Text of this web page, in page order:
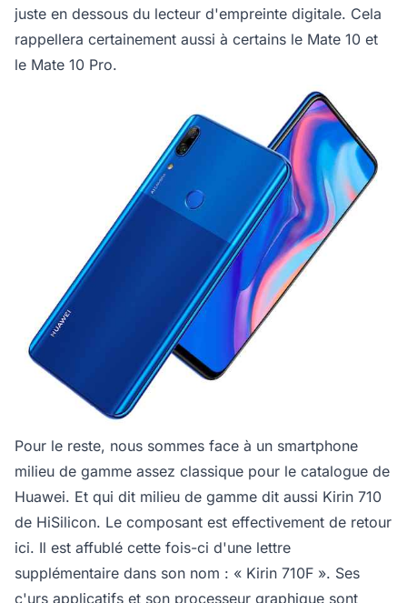
juste en dessous du lecteur d'empreinte digitale. Cela
rappellera certainement aussi à certains le Mate 10 et
le Mate 10 Pro.
Pour le reste, nous sommes face à un smartphone
milieu de gamme assez classique pour le catalogue de
Huawei. Et qui dit milieu de gamme dit aussi Kirin 710
de HiSilicon. Le composant est effectivement de retour
ici. Il est affublé cette fois-ci d'une lettre
supplémentaire dans son nom : « Kirin 710F ». Ses
c'urs applicatifs et son processeur graphique sont